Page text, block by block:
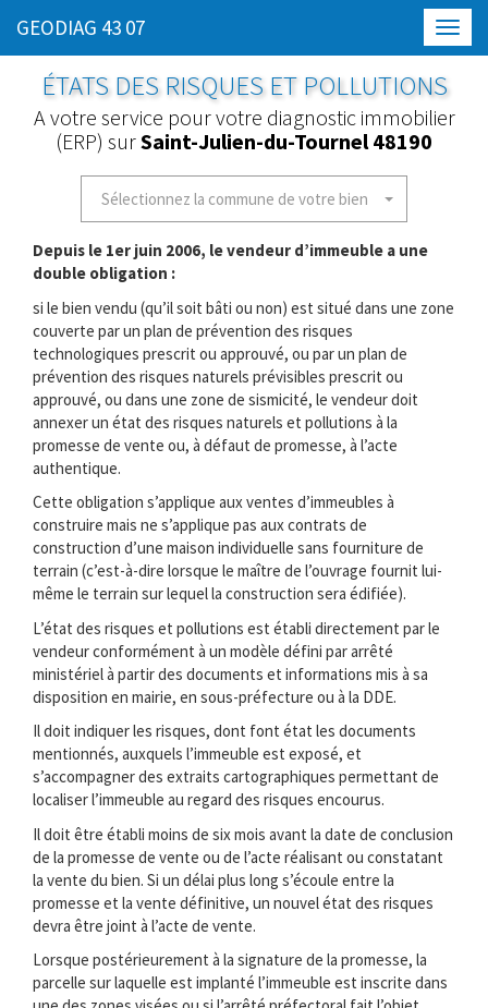
GEODIAG 43 07
ÉTATS DES RISQUES ET POLLUTIONS
A votre service pour votre diagnostic immobilier
(ERP) surSaint-Julien-du-Tournel 48190
Sélectionnez la commune de votre bien
Depuis le 1er juin 2006, le vendeur d’immeuble a une
double obligation :
si le bien vendu (qu’il soit bâti ou non) est situé dans une zone
couverte par un plan de prévention des risques
technologiques prescrit ou approuvé, ou par un plan de
prévention des risques naturels prévisibles prescrit ou
approuvé, ou dans une zone de sismicité, le vendeur doit
annexer un état des risques naturels et pollutions à la
promesse de vente ou, à défaut de promesse, à l’acte
authentique.
Cette obligation s’applique aux ventes d’immeubles à
construire mais ne s’applique pas aux contrats de
construction d’une maison individuelle sans fourniture de
terrain (c’est-à-dire lorsque le maître de l’ouvrage fournit lui-
même le terrain sur lequel la construction sera édifiée).
L’état des risques et pollutions est établi directement par le
vendeur conformément à un modèle défini par arrêté
ministériel à partir des documents et informations mis à sa
disposition en mairie, en sous-préfecture ou à la DDE.
Il doit indiquer les risques, dont font état les documents
mentionnés, auxquels l’immeuble est exposé, et
s’accompagner des extraits cartographiques permettant de
localiser l’immeuble au regard des risques encourus.
Il doit être établi moins de six mois avant la date de conclusion
de la promesse de vente ou de l’acte réalisant ou constatant
la vente du bien. Si un délai plus long s’écoule entre la
promesse et la vente définitive, un nouvel état des risques
devra être joint à l’acte de vente.
Lorsque postérieurement à la signature de la promesse, la
parcelle sur laquelle est implanté l’immeuble est inscrite dans